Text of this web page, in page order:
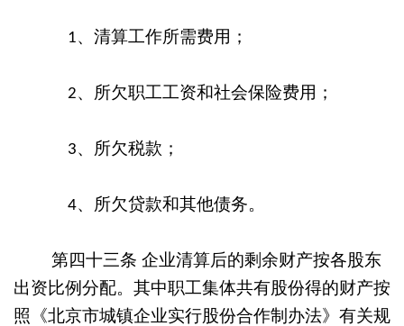
1、清算工作所需费用；
2、所欠职工工资和社会保险费用；
3、所欠税款；
4、所欠贷款和其他债务。
第四十三条 企业清算后的剩余财产按各股东
出资比例分配。其中职工集体共有股份得的财产按
照《北京市城镇企业实行股份合作制办法》有关规